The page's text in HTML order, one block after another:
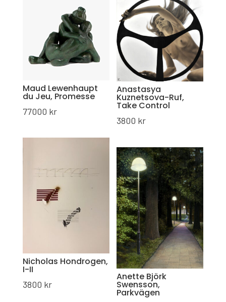
Maud Lewenhaupt
du Jeu, Promesse
77000 kr
Anastasya
Kuznetsova-Ruf,
Take Control
3800 kr
Nicholas Hondrogen,
I-II
3800 kr
Anette Björk
Swensson,
Parkvägen